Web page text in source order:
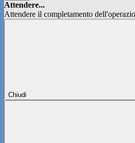
Attendere...
Attendere il completamento
Chiudi